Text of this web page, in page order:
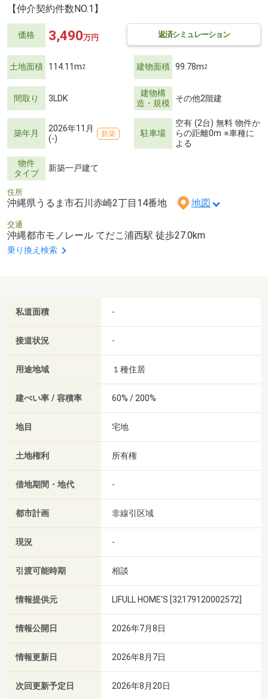
【仲介契約件数NO.1】
価格 返済シミュレーション
3,490万円
土地面積 114.11m2 建物面積 99.78m2
間取り 3LDK
建物構
造・規模 その他2階建
築年月
2026年11月
(-)
新築 駐車場
空有 (2台) 無料 物件か
らの距離0m ※車種に
よる
物件
タイプ
新築一戸建て
住所
沖縄県うるま市石川赤崎2丁目14番地 地図
交通
沖縄都市モノレール てだこ浦西駅 徒歩27.0km
乗り換え検索
私道面積 -
接道状況 -
用途地域 １種住居
建ぺい率 / 容積率 60% / 200%
地目 宅地
土地権利 所有権
借地期間・地代 -
都市計画 非線引区域
現況 -
引渡可能時期 相談
情報提供元 LIFULL HOME'S [32179120002572]
情報公開日 2026年7月8日
情報更新日 2026年8月7日
次回更新予定日 2026年8月20日